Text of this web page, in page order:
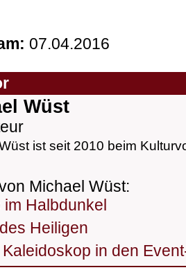
07.04.2016
Wüst
ist seit 2010 beim
Michael Wüst:
Halbdunkel
Heiligen
in den